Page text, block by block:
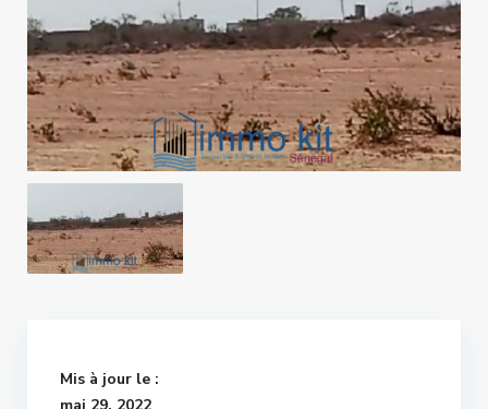
Mis à jour le :